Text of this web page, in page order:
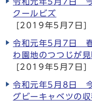
クールビズ
[2019年5月7日]
令和元年5月7日
わ園地のつつじが見
[2019年5月7日]
令和元年5月8日 今
グビーキャベツの収